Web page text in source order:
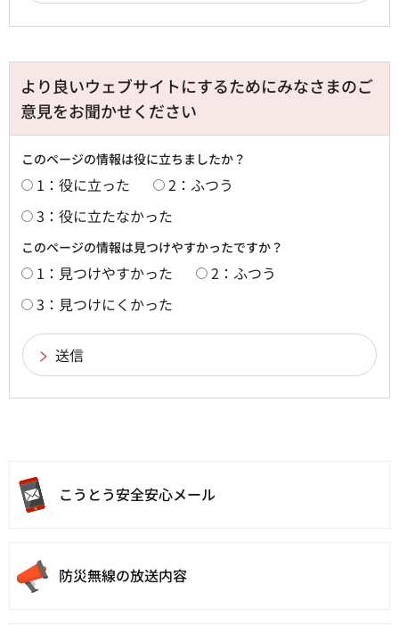
より良いウェブサイトにするためにみなさまのご
意見をお聞かせください
このページの情報は役に立ちましたか？
1：役に立った
2：ふつう
3：役に立たなかった
このページの情報は見つけやすかったですか？
1：見つけやすかった
2：ふつう
3：見つけにくかった
こうとう安全安心メール
防災無線の放送内容